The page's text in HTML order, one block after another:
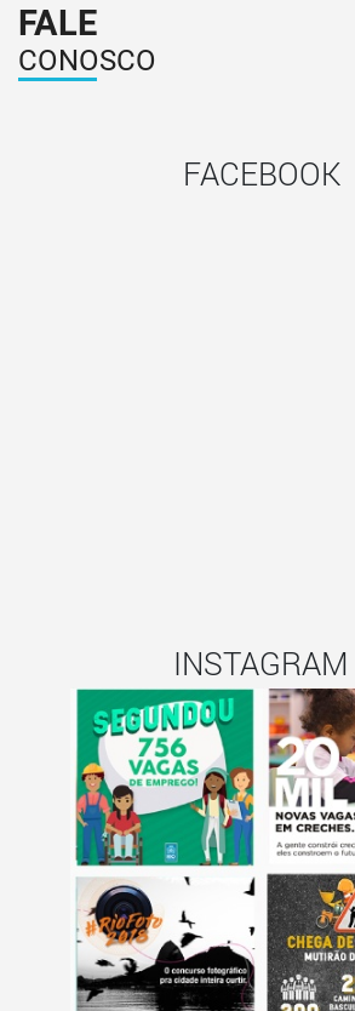
FALE
CONOSCO
FACEBOOK
INSTAGRAM